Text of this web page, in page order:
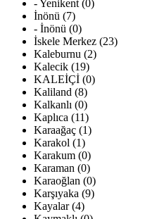
- Yenikent (0)
İnönü (7)
- İnönü (0)
İskele Merkez (23)
Kaleburnu (2)
Kalecik (19)
KALEİÇİ (0)
Kaliland (8)
Kalkanlı (0)
Kaplıca (11)
Karaağaç (1)
Karakol (1)
Karakum (0)
Karaman (0)
Karaoğlan (0)
Karşıyaka (9)
Kayalar (4)